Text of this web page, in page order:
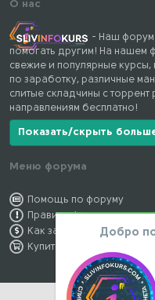
О нас
- Наш форум
помогать другим! На нашем
свежие и популярные курсы,
по заработку, различные
слитые складчины с
направлениям бесплатно!
Показать/скрыть
Меню форума
Помощь по форуму
Правила форума
Как заработать
Купить премиум
Добро